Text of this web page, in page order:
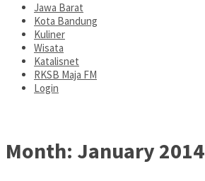
Jawa Barat
Kota Bandung
Kuliner
Wisata
Katalisnet
RKSB Maja FM
Login
Month: January 2014